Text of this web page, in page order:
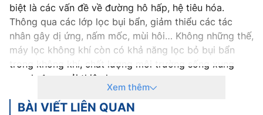
biệt là các vấn đề về đường hô hấp, hệ tiêu hóa.
Thông qua các lớp lọc bụi bẩn, giảm thiểu các tác
nhân gây dị ứng, nấm mốc, mùi hôi… Không những thế,
máy lọc không khí còn có khả năng lọc bỏ bụi bẩn
trong không khí, chất lượng môi trường sống xung
quanh được cải thiện hơn.
2. Cấu tạo chung của máy lọc không khí:
Xem thêm
BÀI VIẾT LIÊN QUAN